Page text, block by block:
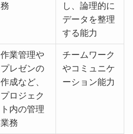
務
し、論理的に
データを整理
する能力
作業管理や
プレゼンの
作成など、
プロジェク
ト内の管理
業務
チームワーク
やコミュニケ
ーション能力